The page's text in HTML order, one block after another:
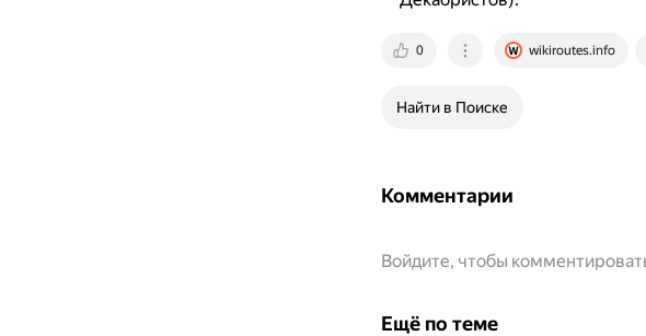
0 wikiroutes.info
Найти в Поиске
Комментарии
Войдите, чтобы
Ещё по теме